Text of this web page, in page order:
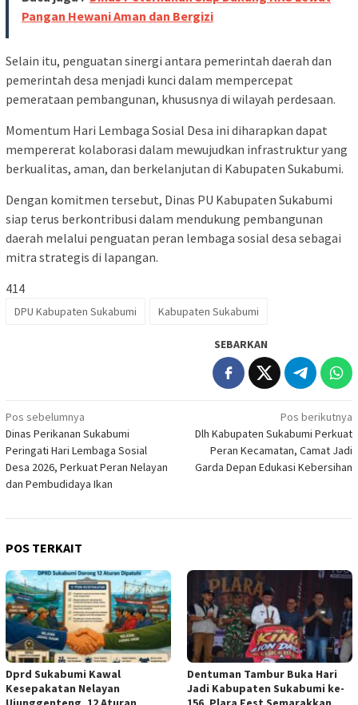
Pangan Hewani Aman dan Bergizi
Selain itu, penguatan sinergi antara pemerintah daerah dan
pemerintah desa menjadi kunci dalam mempercepat
pemerataan pembangunan, khususnya di wilayah perdesaan.
Momentum Hari Lembaga Sosial Desa ini diharapkan dapat
mempererat kolaborasi dalam mewujudkan infrastruktur yang
berkualitas, aman, dan berkelanjutan di Kabupaten Sukabumi.
Dengan komitmen tersebut, Dinas PU Kabupaten Sukabumi
siap terus berkontribusi dalam mendukung pembangunan
daerah melalui penguatan peran lembaga sosial desa sebagai
mitra strategis di lapangan.
414
DPU Kabupaten Sukabumi Kabupaten Sukabumi
SEBARKAN
Navigasi
pos
Pos sebelumnya
Dinas Perikanan Sukabumi
Peringati Hari Lembaga Sosial
Desa 2026, Perkuat Peran Nelayan
dan Pembudidaya Ikan
Pos berikutnya
Dlh Kabupaten Sukabumi Perkuat
Peran Kecamatan, Camat Jadi
Garda Depan Edukasi Kebersihan
POS TERKAIT
Dprd Sukabumi Kawal
Kesepakatan Nelayan
Dentuman Tambur Buka Hari
Jadi Kabupaten Sukabumi ke-